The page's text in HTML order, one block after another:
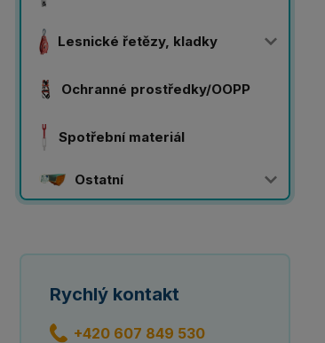
Lesnické řetězy, kladky
Ochranné prostředky/OOPP
Spotřební materiál
Ostatní
Rychlý kontakt
+420 607 849 530